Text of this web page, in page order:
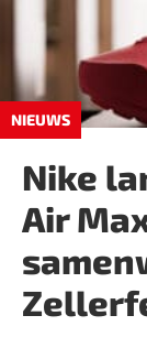
NIEUWS
Nike
Air